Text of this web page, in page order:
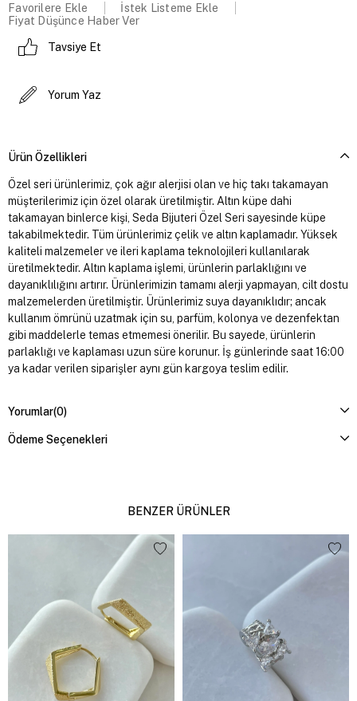
Favorilere Ekle
İstek Listeme Ekle
Fiyat Düşünce Haber Ver
Tavsiye Et
Yorum Yaz
Ürün Özellikleri
Özel seri ürünlerimiz, çok ağır alerjisi olan ve hiç takı takamayan
müşterilerimiz için özel olarak üretilmiştir. Altın küpe dahi
takamayan binlerce kişi, Seda Bijuteri Özel Seri sayesinde küpe
takabilmektedir. Tüm ürünlerimiz çelik ve altın kaplamadır. Yüksek
kaliteli malzemeler ve ileri kaplama teknolojileri kullanılarak
üretilmektedir. Altın kaplama işlemi, ürünlerin parlaklığını ve
dayanıklılığını artırır. Ürünlerimizin tamamı alerji yapmayan, cilt dostu
malzemelerden üretilmiştir. Ürünlerimiz suya dayanıklıdır; ancak
kullanım ömrünü uzatmak için su, parfüm, kolonya ve dezenfektan
gibi maddelerle temas etmemesi önerilir. Bu sayede, ürünlerin
parlaklığı ve kaplaması uzun süre korunur. İş günlerinde saat 16:00
ya kadar verilen siparişler aynı gün kargoya teslim edilir.
Yorumlar(0)
Ödeme Seçenekleri
BENZER ÜRÜNLER